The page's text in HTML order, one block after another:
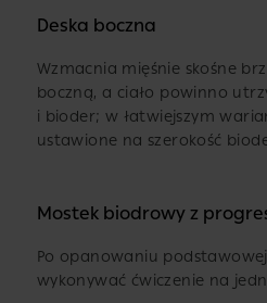
Deska boczna
Wzmacnia mięśnie skośne
boczną, a ciało powinno
i bioder; w łatwiejszym
ustawione na szerokość
Mostek biodrowy z
Po opanowaniu
wykonywać ćwiczenie na